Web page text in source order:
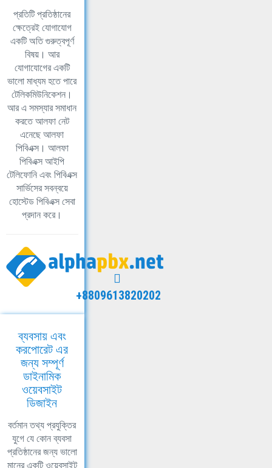
প্রতিটি প্রতিষ্ঠানের
ক্ষেত্রেই যোগাযোগ
একটি অতি গুরুত্বপূর্ণ
বিষয়। আর
যোগাযোগের একটি
ভালো মাধ্যম হতে পারে
টেলিকমিউনিকেশন।
আর এ সমস্যার সমাধান
করতে আলফা নেট
এনেছে আলফা
পিবিএক্স। আলফা
পিবিএক্স আইপি
টেলিফোনি এবং পিবিএক্স
সার্ভিসের সবন্বয়ে
হোস্টেড পিবিএক্স সেবা
প্রদান করে।
+8809613820202
ব্যবসায় এবং
করপোরেট এর
জন্য সম্পূর্ণ
ডাইনামিক
ওয়েবসাইট
ডিজাইন
বর্তমান তথ্য প্রযুক্তির
যুগে যে কোন ব্যবসা
প্রতিষ্ঠানের জন্য ভালো
মানের একটি ওয়েবসাইট